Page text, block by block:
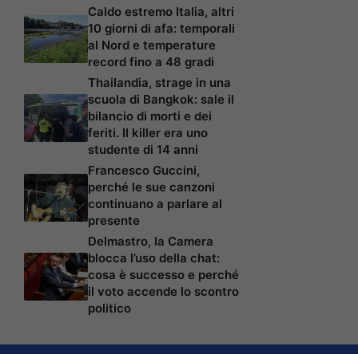
Caldo estremo Italia, altri
10 giorni di afa: temporali
al Nord e temperature
record fino a 48 gradi
Thailandia, strage in una
scuola di Bangkok: sale il
bilancio di morti e dei
feriti. Il killer era uno
studente di 14 anni
Francesco Guccini,
perché le sue canzoni
continuano a parlare al
presente
Delmastro, la Camera
blocca l’uso della chat:
cosa è successo e perché
il voto accende lo scontro
politico